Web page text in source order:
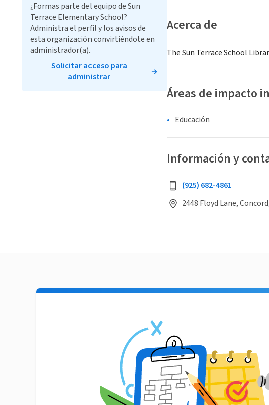
Acerca de
The Sun Terrace School
Áreas de impacto
Educación
Información y
(925) 682-4861
2448 Floyd Lane,
¿Formas parte del equipo de Sun
Terrace Elementary School?
Administra el perfil y los avisos de
esta organización convirtiéndote en
administrador(a).
Solicitar acceso para
administrar